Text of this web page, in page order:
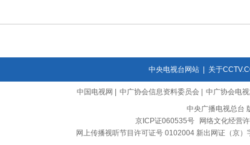
中央电视台网站| 关于
中国电视网 中广协会信息资料委员会 中广协会电
中央广播电视总台
京ICP证060535号
网络文化经营
网上传播视听节目许可证号 0102004 新出网证（京）